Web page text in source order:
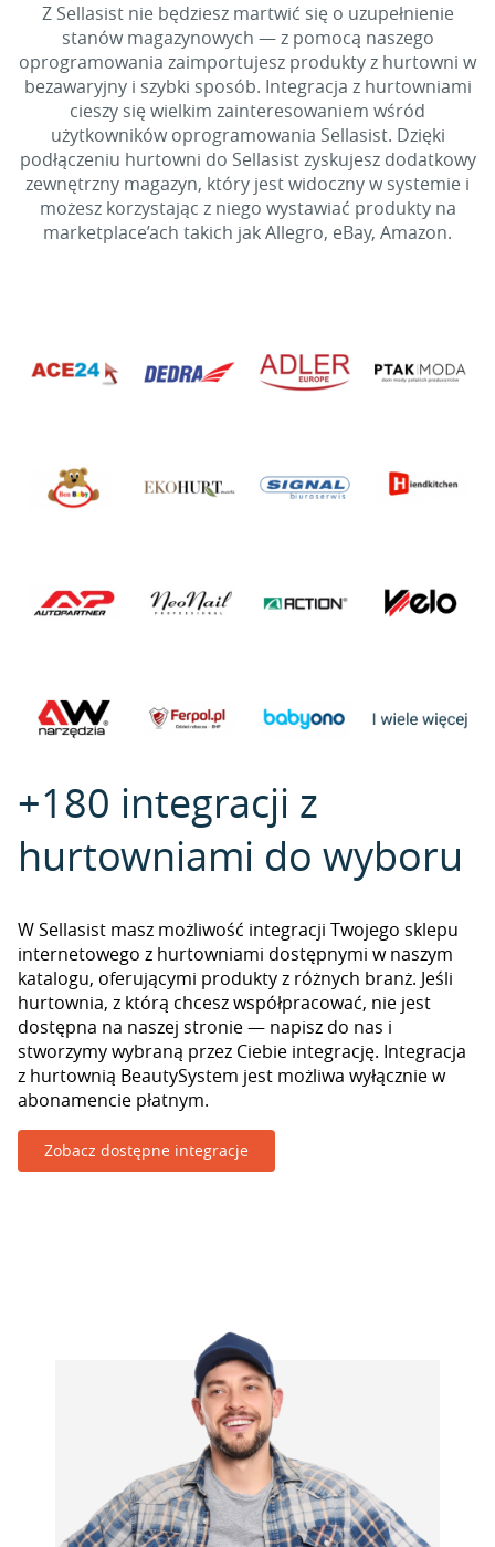
Z Sellasist nie będziesz martwić się o uzupełnienie
stanów magazynowych — z pomocą naszego
oprogramowania zaimportujesz produkty z hurtowni w
bezawaryjny i szybki sposób. Integracja z hurtowniami
cieszy się wielkim zainteresowaniem wśród
użytkowników oprogramowania Sellasist. Dzięki
podłączeniu hurtowni do Sellasist zyskujesz dodatkowy
zewnętrzny magazyn, który jest widoczny w systemie i
możesz korzystając z niego wystawiać produkty na
marketplace’ach takich jak Allegro, eBay, Amazon.
+180 integracji z
hurtowniami do wyboru
W Sellasist masz możliwość integracji Twojego sklepu
internetowego z hurtowniami dostępnymi w naszym
katalogu, oferującymi produkty z różnych branż. Jeśli
hurtownia, z którą chcesz współpracować, nie jest
dostępna na naszej stronie — napisz do nas i
stworzymy wybraną przez Ciebie integrację. Integracja
z hurtownią BeautySystem jest możliwa wyłącznie w
abonamencie płatnym.
Zobacz dostępne integracje